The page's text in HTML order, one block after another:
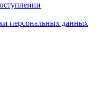
персональных данных